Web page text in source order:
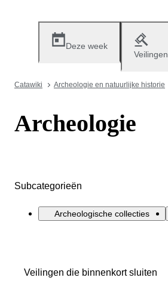
Deze week
Veilingen
Catawiki Archeologie en natuurlijke historie
Archeologie
Subcategorieën
Archeologische collecties
Veilingen die binnenkort sluiten